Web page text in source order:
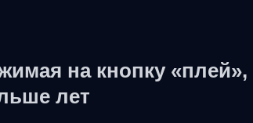
на кнопку
лет